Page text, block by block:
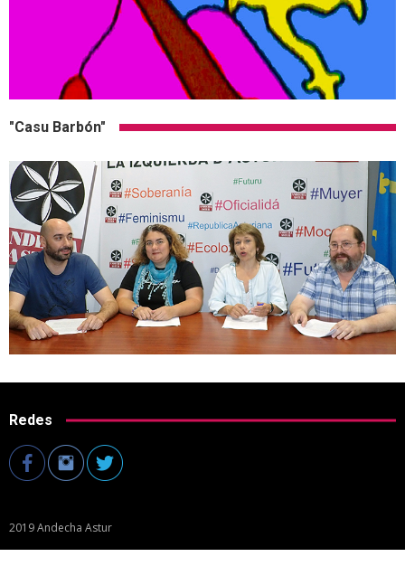
"Casu Barbón"
Redes
2019 Andecha Astur